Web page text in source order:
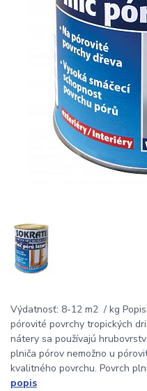
Výdatnosť: 8-12 m2 / kg
pórovité povrchy tropických
nátery sa používajú
plniča pórov nemožno u
kvalitného povrchu. Povrch
popis